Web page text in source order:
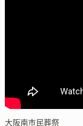
大阪南市民葬祭